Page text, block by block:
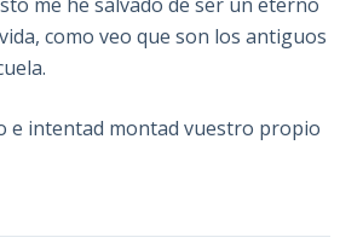
como veo que son los antiguos
e intentad montad vuestro propio